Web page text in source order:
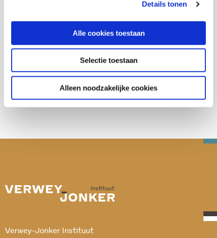
Details tonen
Alle cookies toestaan
Selectie toestaan
Alleen noodzakelijke cookies
Deel deze publicatie op:
Verwey-Jonker Instituut